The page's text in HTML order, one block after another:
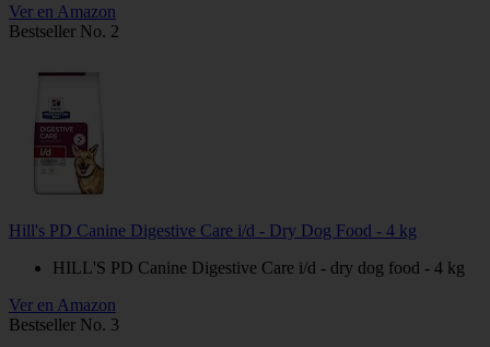
Ver en Amazon
Bestseller No. 2
Hill's PD Canine Digestive Care i/d - Dry Dog Food - 4 kg
HILL'S PD Canine Digestive Care i/d - dry dog food - 4 kg
Ver en Amazon
Bestseller No. 3